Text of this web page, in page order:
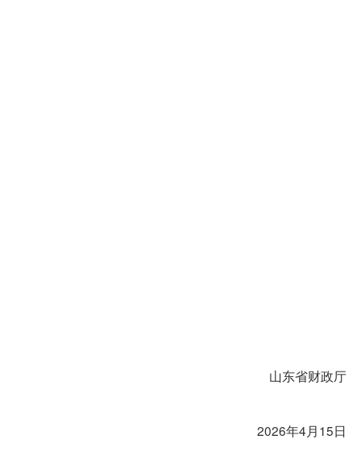
山东省财政厅
2026年4月15日